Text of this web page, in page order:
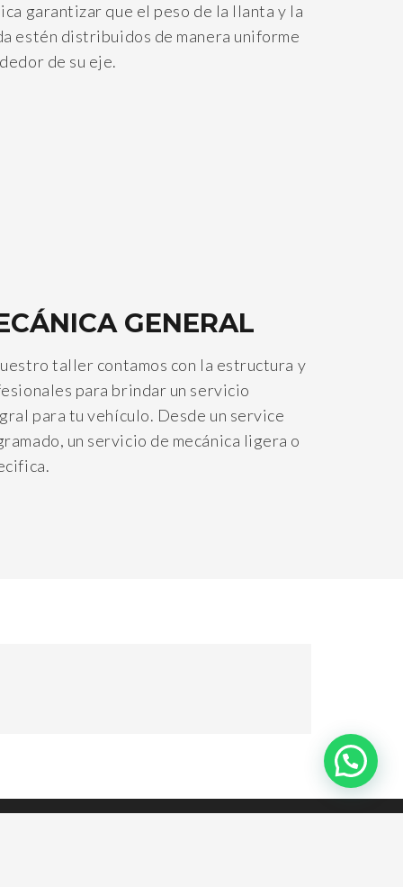
garantizar que el peso de la llanta y la
estén distribuidos de manera uniforme
de su eje.
GENERAL
taller contamos con la estructura y
para brindar un servicio
para tu vehículo. Desde un service
un servicio de mecánica ligera o